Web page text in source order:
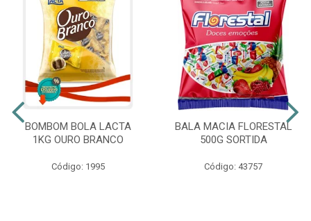
BOMBOM BOLA LACTA
1KG OURO BRANCO
Código: 1995
BALA MACIA FLORESTAL
500G SORTIDA
Código: 43757